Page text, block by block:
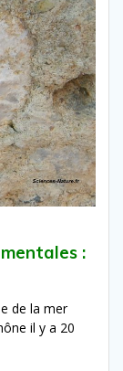
:
de la mer
il y a 20